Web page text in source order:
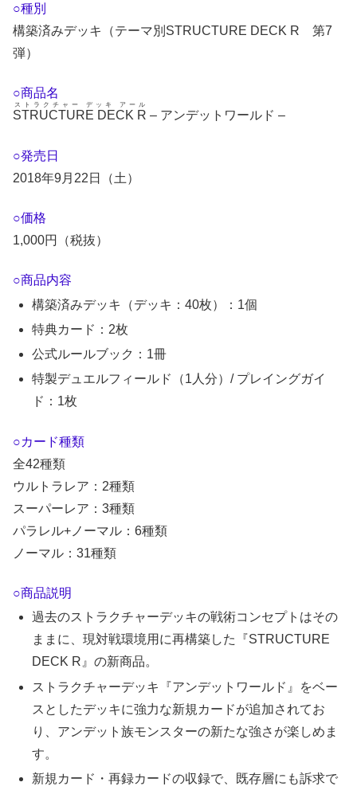
○種別
構築済みデッキ（テーマ別STRUCTURE DECK R 第7
弾）
○商品名
STRUCTURE DECK R
ストラクチャー デッキ アール
– アンデットワールド –
○発売日
2018年9月22日（土）
○価格
1,000円（税抜）
○商品内容
構築済みデッキ（デッキ：40枚）：1個
特典カード：2枚
公式ルールブック：1冊
特製デュエルフィールド（1人分）/ プレイングガイ
ド：1枚
○カード種類
全42種類
ウルトラレア：2種類
スーパーレア：3種類
パラレル+ノーマル：6種類
ノーマル：31種類
○商品説明
過去のストラクチャーデッキの戦術コンセプトはその
ままに、現対戦環境用に再構築した『STRUCTURE
DECK R』の新商品。
ストラクチャーデッキ『アンデットワールド』をベー
スとしたデッキに強力な新規カードが追加されてお
り、アンデット族モンスターの新たな強さが楽しめま
す。
新規カード・再録カードの収録で、既存層にも訴求で